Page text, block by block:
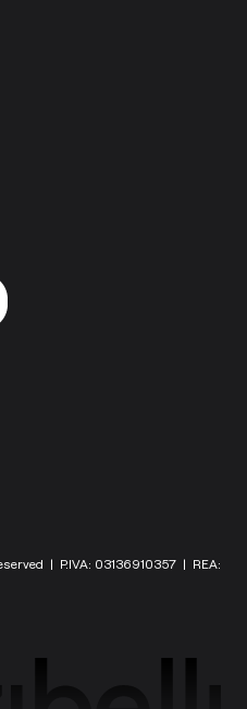
| P.IVA: 03136910357 | REA: